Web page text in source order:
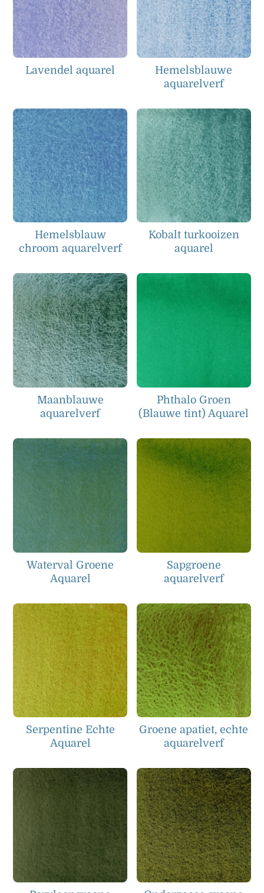
Lavendel aquarel
Hemelsblauwe
aquarelverf
Hemelsblauw
chroom aquarelverf
Kobalt turkooizen
aquarel
Maanblauwe
aquarelverf
Phthalo Groen
(Blauwe tint) Aquarel
Waterval Groene
Aquarel
Sapgroene
aquarelverf
Serpentine Echte
Aquarel
Groene apatiet, echte
aquarelverf